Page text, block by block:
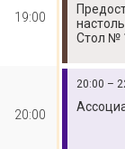
19:00
Стол №
20:00
20:00 –